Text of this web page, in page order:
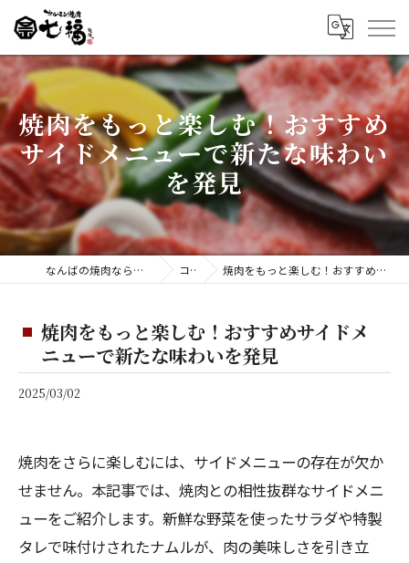
焼肉をもっと楽しむ！おすすめ
サイドメニューで新たな味わい
を発見
なんばの焼肉ならホルモン焼肉 七福 難波店 コラム 焼肉をもっと楽しむ！おすすめサイドメニューで新たな味わいを発見
焼肉をもっと楽しむ！おすすめサイドメ
ニューで新たな味わいを発見
2025/03/02
焼肉をさらに楽しむには、サイドメニューの存在が欠か
せません。本記事では、焼肉との相性抜群なサイドメニ
ューをご紹介します。新鮮な野菜を使ったサラダや特製
タレで味付けされたナムルが、肉の美味しさを引き立